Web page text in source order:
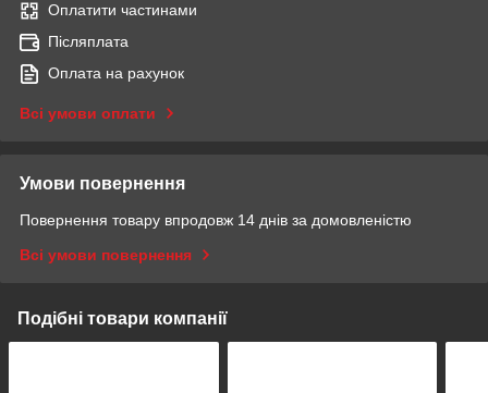
Оплатити частинами
Післяплата
Оплата на рахунок
Всі умови оплати
Умови повернення
Повернення товару впродовж 14 днів за домовленістю
Всі умови повернення
Подібні товари компанії